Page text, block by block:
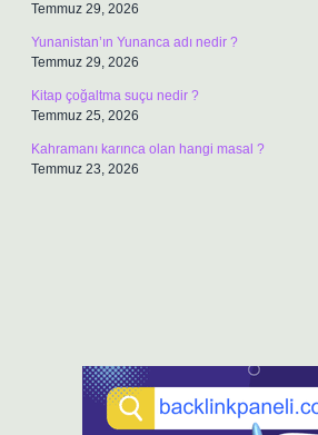
Temmuz 29, 2026
Yunanistan’ın Yunanca adı nedir ?
Temmuz 29, 2026
Kitap çoğaltma suçu nedir ?
Temmuz 25, 2026
Kahramanı karınca olan hangi masal ?
Temmuz 23, 2026